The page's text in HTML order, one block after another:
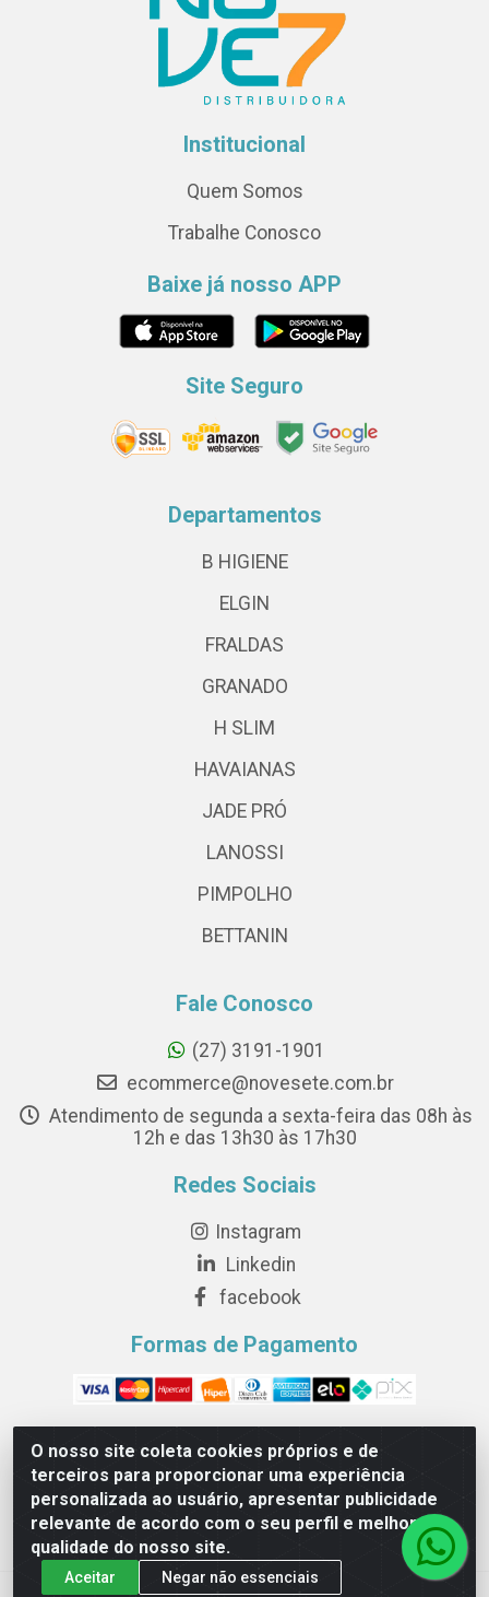
O nosso site coleta cookies próprios e de
terceiros para proporcionar uma experiência
personalizada ao usuário, apresentar publicidade
relevante de acordo com o seu perfil e melhorar a
qualidade do nosso site.
Aceitar Negar não essenciais
Institucional
Quem Somos
Trabalhe Conosco
Baixe já nosso APP
Site Seguro
Departamentos
B HIGIENE
ELGIN
FRALDAS
GRANADO
H SLIM
HAVAIANAS
JADE PRÓ
LANOSSI
PIMPOLHO
BETTANIN
Fale Conosco
(27) 3191-1901
ecommerce@novesete.com.br
Atendimento de segunda a sexta-feira das 08h às
12h e das 13h30 às 17h30
Redes Sociais
Instagram
Linkedin
facebook
Formas de Pagamento
Novesete Distribuidora LTDA - Avenida Setecentos, S/N,
Terminal Intermodal da Serra, Serra/ES - CEP 29161-414 -
CNPJ 29.479.604/0001-44